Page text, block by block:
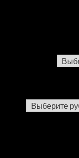
Рубрики